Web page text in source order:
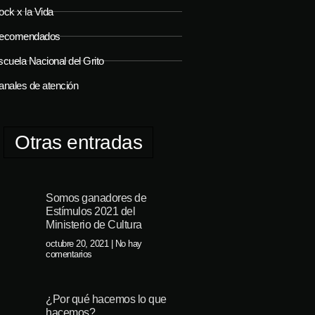
x la Vida
Nacional del Grito
de atención
Otras entradas
Somos ganadores de
Estímulos 2021 del
Ministerio de Cultura
octubre 20, 2021 No hay
comentarios
¿Por qué hacemos lo que
hacemos?